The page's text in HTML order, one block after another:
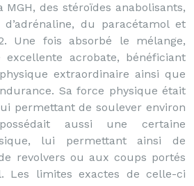
des stéroïdes anabolisants,
d’adrénaline, du paracétamol et
Une fois absorbé le mélange,
acrobate, bénéficiant
extraordinaire ainsi que
Sa force physique était
permettant de soulever environ
aussi une certaine
lui permettant ainsi de
revolvers ou aux coups portés
Les limites exactes de celle-ci